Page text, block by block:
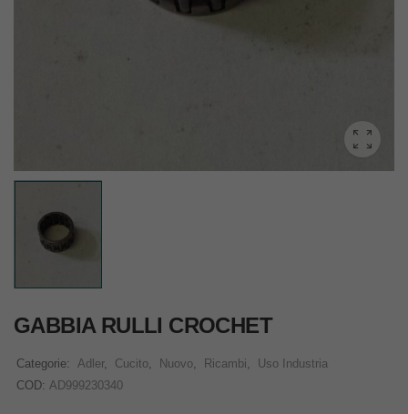
GABBIA RULLI CROCHET
Categorie: Adler, Cucito, Nuovo, Ricambi,
Uso Industria
COD: AD999230340